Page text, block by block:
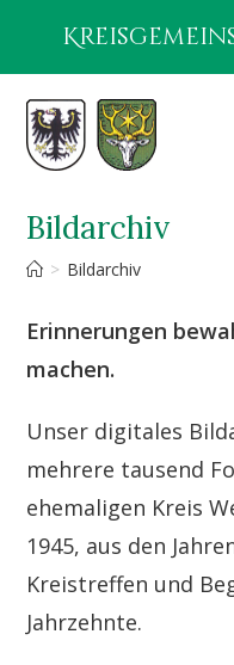
springen
Bildarchiv
> Bildarchiv
Erinnerungen
machen.
Unser digitales
mehrere tausend
ehemaligen Kreis
1945, aus den
Kreistreffen und
Jahrzehnte.